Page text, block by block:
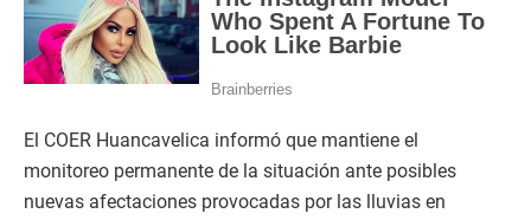
El COER Huancavelica informó que mantiene el
monitoreo permanente de la situación ante posibles
nuevas afectaciones provocadas por las lluvias en